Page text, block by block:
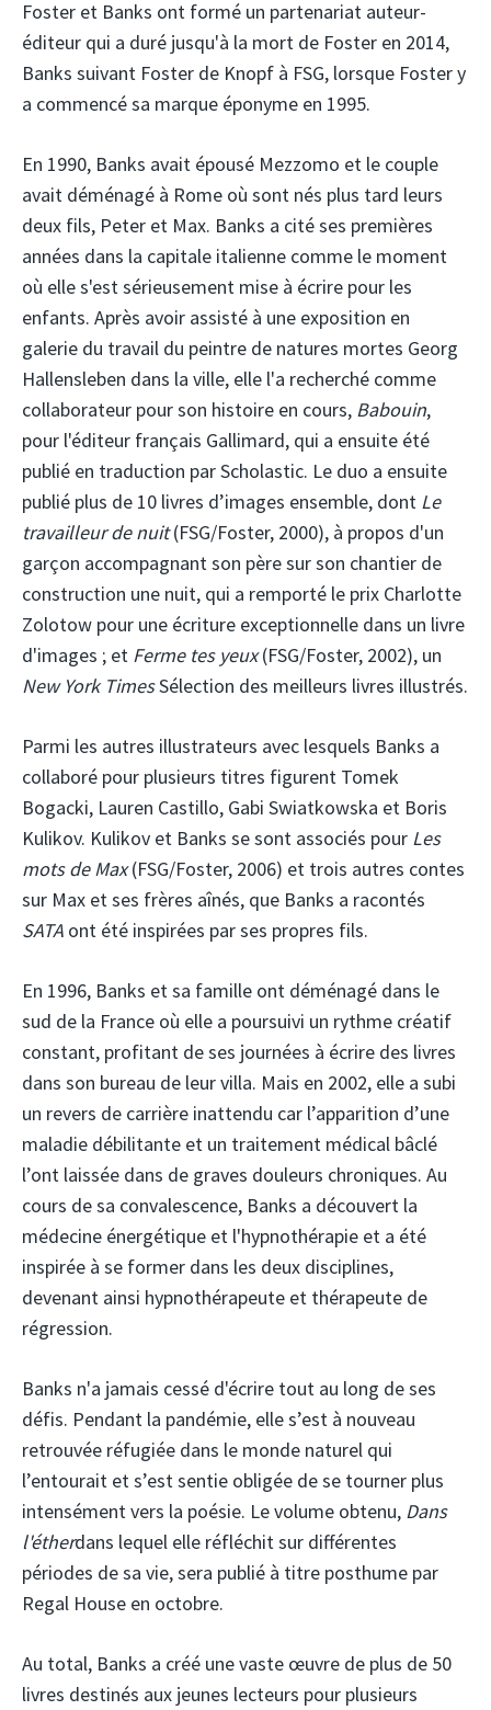
Foster et Banks ont formé un partenariat auteur-
éditeur qui a duré jusqu'à la mort de Foster en 2014,
Banks suivant Foster de Knopf à FSG, lorsque Foster y
a commencé sa marque éponyme en 1995.
En 1990, Banks avait épousé Mezzomo et le couple
avait déménagé à Rome où sont nés plus tard leurs
deux fils, Peter et Max. Banks a cité ses premières
années dans la capitale italienne comme le moment
où elle s'est sérieusement mise à écrire pour les
enfants. Après avoir assisté à une exposition en
galerie du travail du peintre de natures mortes Georg
Hallensleben dans la ville, elle l'a recherché comme
collaborateur pour son histoire en cours, Babouin,
pour l'éditeur français Gallimard, qui a ensuite été
publié en traduction par Scholastic. Le duo a ensuite
publié plus de 10 livres d’images ensemble, dont Le
travailleur de nuit(FSG/Foster, 2000), à propos d'un
garçon accompagnant son père sur son chantier de
construction une nuit, qui a remporté le prix Charlotte
Zolotow pour une écriture exceptionnelle dans un livre
d'images ; et Ferme tes yeux(FSG/Foster, 2002), un
New York TimesSélection des meilleurs livres illustrés.
Parmi les autres illustrateurs avec lesquels Banks a
collaboré pour plusieurs titres figurent Tomek
Bogacki, Lauren Castillo, Gabi Swiatkowska et Boris
Kulikov. Kulikov et Banks se sont associés pour Les
mots de Max(FSG/Foster, 2006) et trois autres contes
sur Max et ses frères aînés, que Banks a racontés
SATA ont été inspirées par ses propres fils.
En 1996, Banks et sa famille ont déménagé dans le
sud de la France où elle a poursuivi un rythme créatif
constant, profitant de ses journées à écrire des livres
dans son bureau de leur villa. Mais en 2002, elle a subi
un revers de carrière inattendu car l’apparition d’une
maladie débilitante et un traitement médical bâclé
l’ont laissée dans de graves douleurs chroniques. Au
cours de sa convalescence, Banks a découvert la
médecine énergétique et l'hypnothérapie et a été
inspirée à se former dans les deux disciplines,
devenant ainsi hypnothérapeute et thérapeute de
régression.
Banks n'a jamais cessé d'écrire tout au long de ses
défis. Pendant la pandémie, elle s’est à nouveau
retrouvée réfugiée dans le monde naturel qui
l’entourait et s’est sentie obligée de se tourner plus
intensément vers la poésie. Le volume obtenu, Dans
l'étherdans lequel elle réfléchit sur différentes
périodes de sa vie, sera publié à titre posthume par
Regal House en octobre.
Au total, Banks a créé une vaste œuvre de plus de 50
livres destinés aux jeunes lecteurs pour plusieurs